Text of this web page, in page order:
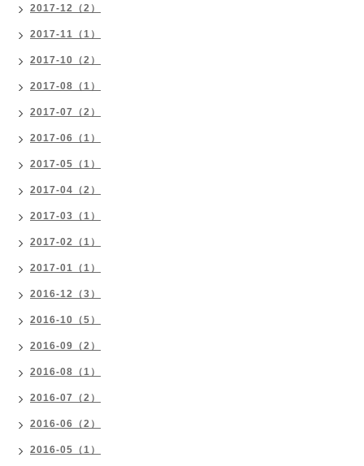
2017-12（2）
2017-11（1）
2017-10（2）
2017-08（1）
2017-07（2）
2017-06（1）
2017-05（1）
2017-04（2）
2017-03（1）
2017-02（1）
2017-01（1）
2016-12（3）
2016-10（5）
2016-09（2）
2016-08（1）
2016-07（2）
2016-06（2）
2016-05（1）